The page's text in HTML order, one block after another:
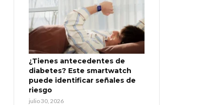
¿Tienes antecedentes de
diabetes? Este smartwatch
puede identificar señales de
riesgo
julio 30, 2026